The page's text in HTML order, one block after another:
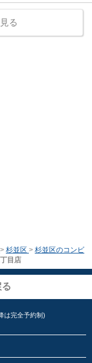
る
> 杉並区 > 杉並区のコンビ
目店
は完全予約制)